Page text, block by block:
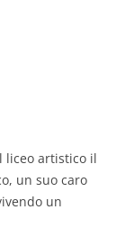
liceo artistico il
un suo caro
un